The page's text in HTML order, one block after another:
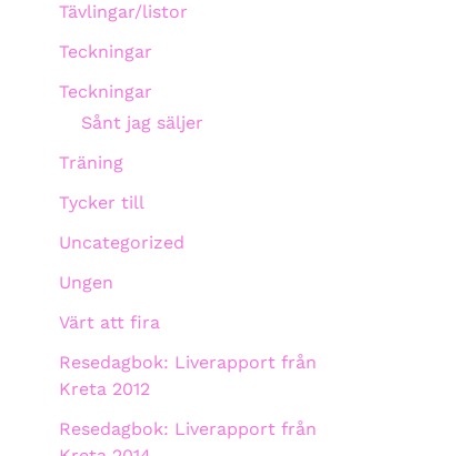
Tävlingar/listor
Teckningar
Teckningar
Sånt jag säljer
Träning
Tycker till
Uncategorized
Ungen
Värt att fira
Resedagbok: Liverapport från
Kreta 2012
Resedagbok: Liverapport från